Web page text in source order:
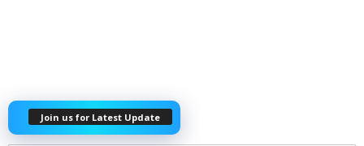
Join us for Latest Update